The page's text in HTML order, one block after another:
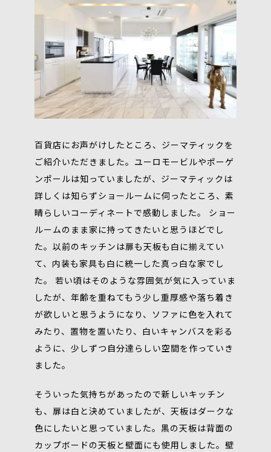
百貨店にお声がけしたところ、ジーマティックを
ご紹介いただきました。ユーロモービルやポーゲ
ンポールは知っていましたが、ジーマティックは
詳しくは知らずショールームに伺ったところ、素
晴らしいコーディネートで感動しました。 ショー
ルームのまま家に持ってきたいと思うほどでし
た。以前のキッチンは扉も天板も白に揃えてい
て、内装も家具も白に統一した真っ白な家でし
た。 若い頃はそのような雰囲気が気に入っていま
したが、年齢を重ねてもう少し重厚感や落ち着き
が欲しいと思うようになり、ソファに色を入れて
みたり、置物を置いたり、白いキャンバスを彩る
ように、少しずつ自分達らしい空間を作っていき
ました。
そういった気持ちがあったので新しいキッチン
も、扉は白と決めていましたが、天板はダークな
色にしたいと思っていました。黒の天板は背面の
カップボードの天板と壁面にも使用しました。壁